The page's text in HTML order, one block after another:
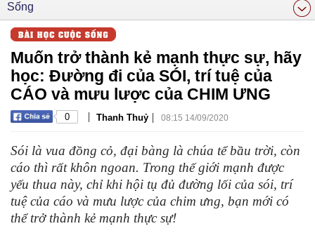
Sống
Muốn trở thành kẻ mạnh thực sự, hãy
học: Đường đi của SÓI, trí tuệ của
CÁO và mưu lược của CHIM ƯNG
0 | Thanh Thuỷ | 08:15 14/09/2020
Sói là vua đồng cỏ, đại bàng là chúa tể bầu trời, còn
cáo thì rất khôn ngoan. Trong thế giới mạnh được
yếu thua này, chỉ khi hội tụ đủ đường lối của sói, trí
tuệ của cáo và mưu lược của chim ưng, bạn mới có
thể trở thành kẻ mạnh thực sự!